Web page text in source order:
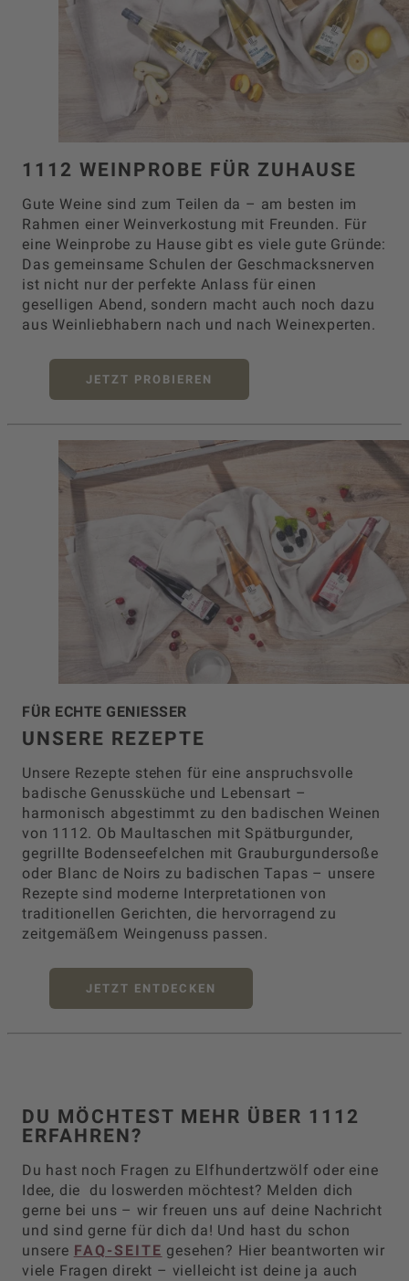
1112 WEINPROBE FÜR ZUHAUSE
Gute Weine sind zum Teilen da – am besten im
Rahmen einer Weinverkostung mit Freunden. Für
eine Weinprobe zu Hause gibt es viele gute Gründe:
Das gemeinsame Schulen der Geschmacksnerven
ist nicht nur der perfekte Anlass für einen
geselligen Abend, sondern macht auch noch dazu
aus Weinliebhabern nach und nach Weinexperten.
JETZT PROBIEREN
FÜR ECHTE GENIESSER
UNSERE REZEPTE
Unsere Rezepte stehen für eine anspruchsvolle
badische Genussküche und Lebensart –
harmonisch abgestimmt zu den badischen Weinen
von 1112. Ob Maultaschen mit Spätburgunder,
gegrillte Bodenseefelchen mit Grauburgundersoße
oder Blanc de Noirs zu badischen Tapas – unsere
Rezepte sind moderne Interpretationen von
traditionellen Gerichten, die hervorragend zu
zeitgemäßem Weingenuss passen.
JETZT ENTDECKEN
DU MÖCHTEST MEHR ÜBER 1112
ERFAHREN?
Du hast noch Fragen zu Elfhundertzwölf oder eine
Idee, die du loswerden möchtest? Melden dich
gerne bei uns – wir freuen uns auf deine Nachricht
und sind gerne für dich da! Und hast du schon
unsere FAQ-SEITE gesehen? Hier beantworten wir
viele Fragen direkt – vielleicht ist deine ja auch